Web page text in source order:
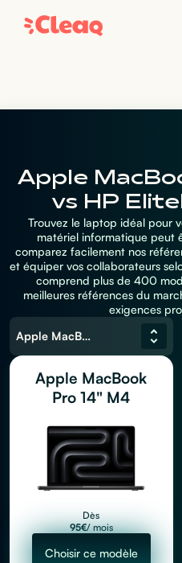
Apple
vs HP
Trouvez le laptop idéal pour
matériel informatique peut
comparez facilement nos
et équiper vos collaborateurs
comprend plus de 400
meilleures références du
exigences
Apple MacBook Pro 14" M4
Apple MacBook
Pro 14" M4
Dès
95€/ mois
Choisir ce modèle